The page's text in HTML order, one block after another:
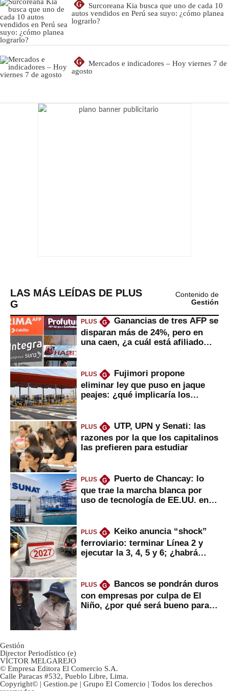
G
Surcoreana Kia busca que uno de cada 10
autos vendidos en Perú sea suyo: ¿cómo planea
lograrlo?
G
Mercados e indicadores – Hoy viernes 7 de
agosto
LAS MÁS LEÍDAS DE PLUS
G
Contenido de
Gestión
PLUS G
Ganancias de tres AFP se
disparan más de 24%, pero en
una caen, ¿a cuál está afiliado
PLUS G
Fujimori propone
eliminar ley que puso en jaque
peajes: ¿qué implicaría los
PLUS G
UTP, UPN y Senati: las
razones por la que los capitalinos
las prefieren para estudiar
PLUS G
Puerto de Chancay: lo
que trae la marcha blanca por
uso de tecnología de EE.UU. en
PLUS G
Keiko anuncia “shock”
ferroviario: terminar Línea 2 y
ejecutar la 3, 4, 5 y 6; ¿habrá
PLUS G
Bancos se pondrán duros
con empresas por culpa de El
Niño, ¿por qué será bueno para
Gestión
Director Periodístico (e)
VÍCTOR MELGAREJO
© Empresa Editora El Comercio S.A.
Calle Paracas #532, Pueblo Libre, Lima.
Copyright© | Gestion.pe | Grupo El Comercio | Todos los derechos